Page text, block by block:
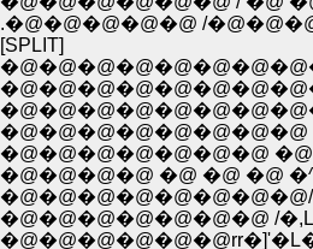
.�@�@�@�@�@ /
[SPLIT]
�@�@�@�@�@�@�@�@
�@�@�@�@�@�@�@
�@�@�@�@ �@ �@ �@